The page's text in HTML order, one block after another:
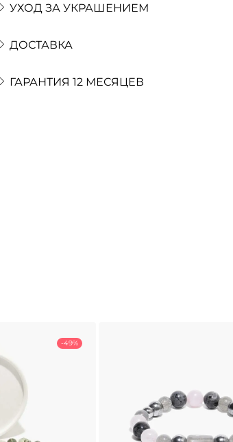
УХОД ЗА УКРАШЕНИЕМ
ДОСТАВКА
ГАРАНТИЯ 12 МЕСЯЦЕВ
-49%